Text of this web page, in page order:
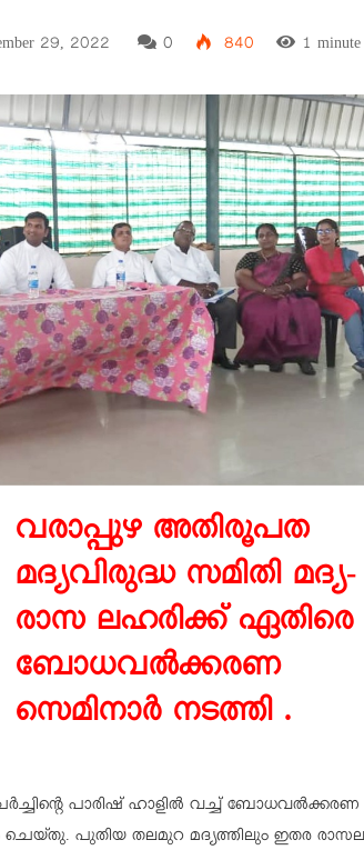
29, 2022 0 840 1 minute
വരാപ്പുഴ അതിരൂപത
മദ്യവിരുദ്ധ സമിതി മദ്യ-
രാസ ലഹരിക്ക് ഏതിരെ
ബോധവൽക്കരണ
സെമിനാർ നടത്തി .
പാരിഷ് ഹാളിൽ വച്ച് ബോധവൽക്കരണ
ചെയ്തു. പുതിയ തലമുറ മദ്യത്തിലും ഇതര